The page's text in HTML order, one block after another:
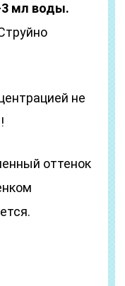
мл воды.
не
оттенок